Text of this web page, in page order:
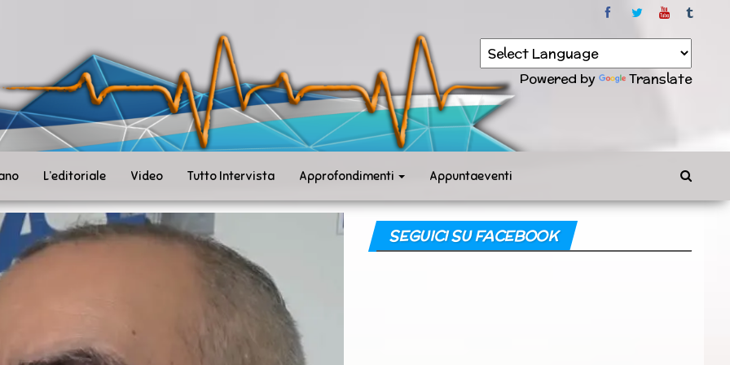
Powered by Translate
L’editoriale Video Tutto Intervista Approfondimenti Appuntaeventi
SEGUICI SU FACEBOOK